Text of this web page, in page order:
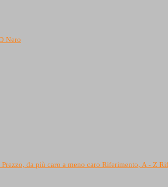
Prezzo, da più caro a meno caro Riferimento, A - Z